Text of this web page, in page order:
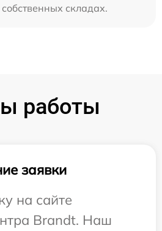
складах.
работы
заявки
на сайте
Brandt. Наш